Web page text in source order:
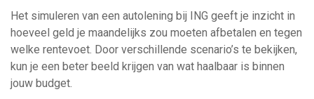
Het simuleren van een autolening bij ING geeft je inzicht in
hoeveel geld je maandelijks zou moeten afbetalen en tegen
welke rentevoet. Door verschillende scenario’s te bekijken,
kun je een beter beeld krijgen van wat haalbaar is binnen
jouw budget.